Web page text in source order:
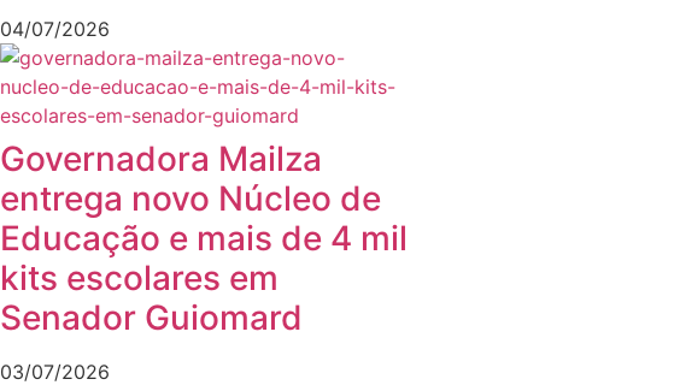
04/07/2026
Governadora Mailza
entrega novo Núcleo de
Educação e mais de 4 mil
kits escolares em
Senador Guiomard
03/07/2026